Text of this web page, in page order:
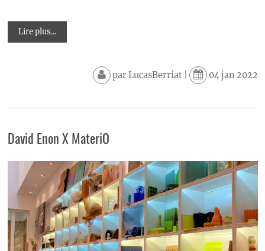
Lire plus...
parLucasBerriat| 04 jan 2022
David Enon X MateriO